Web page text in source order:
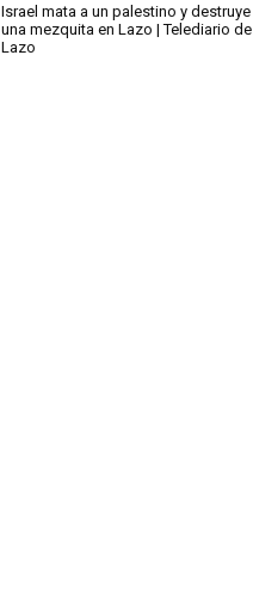
Israel mata a un palestino y destruye
una mezquita en Lazo | Telediario de
Lazo